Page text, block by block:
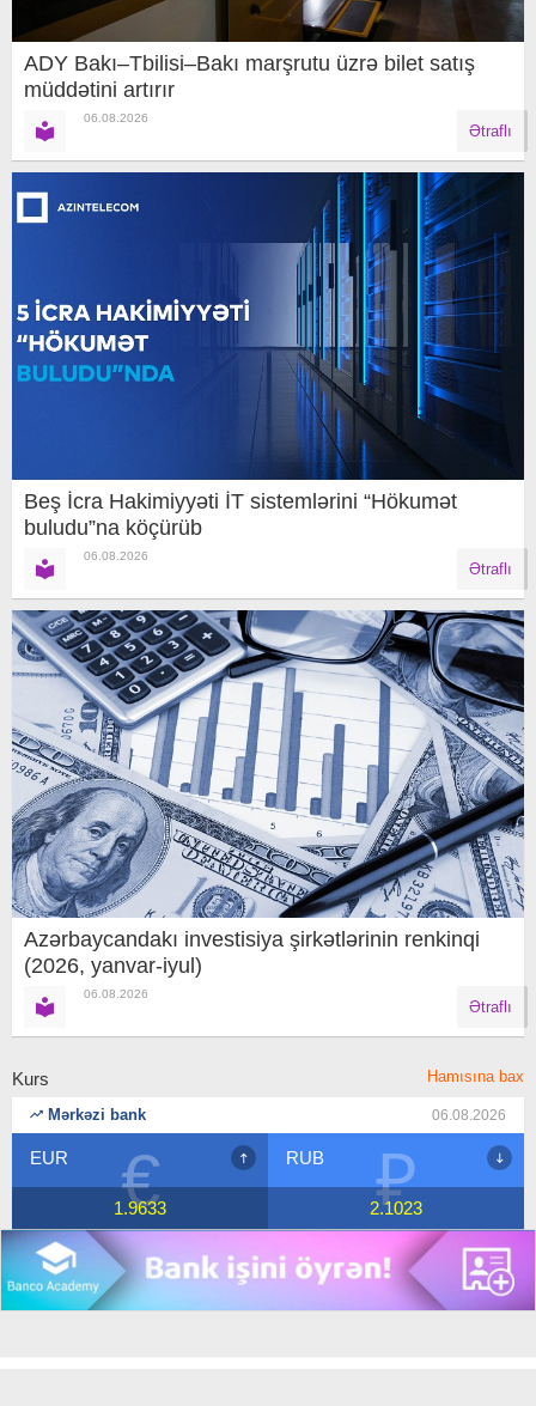
ADY Bakı–Tbilisi–Bakı marşrutu üzrə bilet satış
müddətini artırır
06.08.2026
Ətraflı
Beş İcra Hakimiyyəti İT sistemlərini “Hökumət
buludu”na köçürüb
06.08.2026
Ətraflı
Azərbaycandakı investisiya şirkətlərinin renkinqi
(2026, yanvar-iyul)
06.08.2026
Ətraflı
Kurs Hamısına bax
Mərkəzi bank 06.08.2026
€
EUR
1.9633 ₽
RUB
2.1023